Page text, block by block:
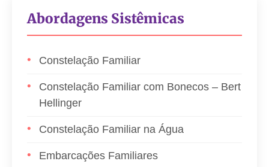
Abordagens Sistêmicas
Constelação Familiar
Constelação Familiar com Bonecos – Bert
Hellinger
Constelação Familiar na Água
Embarcações Familiares